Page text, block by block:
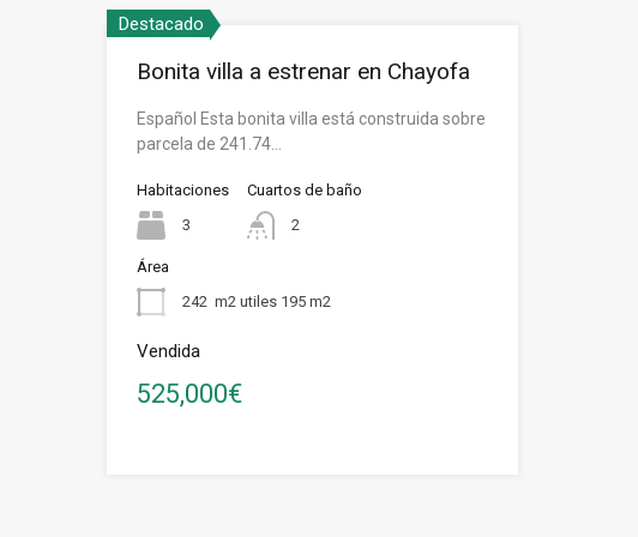
Destacado
Bonita villa a estrenar en Chayofa
Español Esta bonita villa está construida sobre
parcela de 241.74…
Habitaciones
3
Cuartos de baño
2
Área
242 m2 utiles 195 m2
Vendida
525,000€